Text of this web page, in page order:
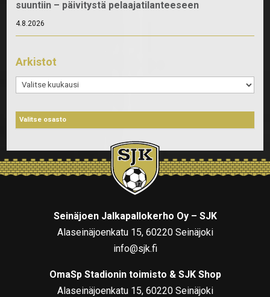
suuntiin – päivitystä pelaajatilanteeseen
4.8.2026
Arkistot
Arkistot
Seinäjoen Jalkapallokerho Oy – SJK
Alaseinäjoenkatu 15, 60220 Seinäjoki
info@sjk.fi
OmaSp Stadionin toimisto & SJK Shop
Alaseinäjoenkatu 15, 60220 Seinäjoki